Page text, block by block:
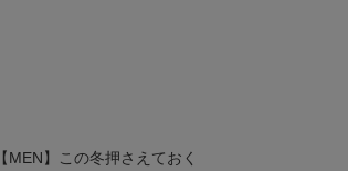
【MEN】この冬押さえておく